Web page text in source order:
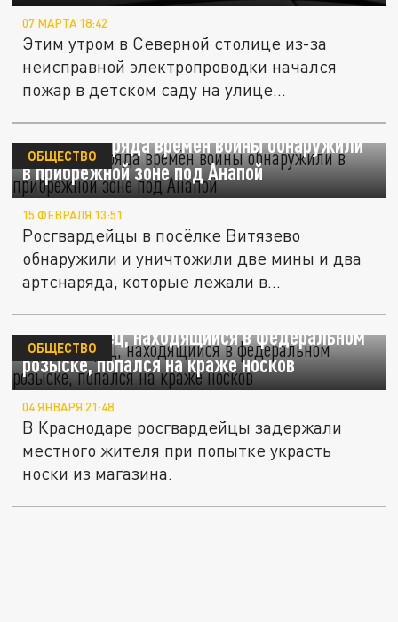
07 МАРТА 18:42
Этим утром в Северной столице из-за
неисправной электропроводки начался
пожар в детском саду на улице...
Четыре снаряда времён войны обнаружили
в прибрежной зоне под Анапой
ОБЩЕСТВО
15 ФЕВРАЛЯ 13:51
Росгвардейцы в посёлке Витязево
обнаружили и уничтожили две мины и два
артснаряда, которые лежали в
Краснодарец, находящийся в федеральном
розыске, попался на краже носков
ОБЩЕСТВО
04 ЯНВАРЯ 21:48
В Краснодаре росгвардейцы задержали
местного жителя при попытке украсть
носки из магазина.